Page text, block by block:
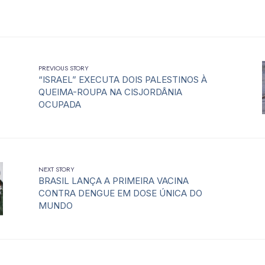
PREVIOUS STORY
“ISRAEL” EXECUTA DOIS PALESTINOS À
QUEIMA-ROUPA NA CISJORDÂNIA
OCUPADA
NEXT STORY
BRASIL LANÇA A PRIMEIRA VACINA
CONTRA DENGUE EM DOSE ÚNICA DO
MUNDO